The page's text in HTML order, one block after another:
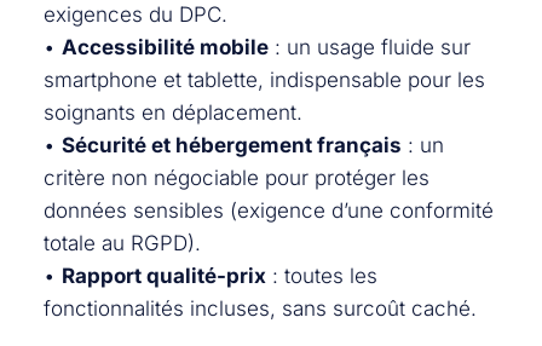
exigences du DPC.
• Accessibilité mobile: un usage fluide sur
smartphone et tablette, indispensable pour les
soignants en déplacement.
• Sécurité et hébergement français : un
critère non négociable pour protéger les
données sensibles (exigence d’une conformité
totale au RGPD).
• Rapport qualité-prix : toutes les
fonctionnalités incluses, sans surcoût caché.